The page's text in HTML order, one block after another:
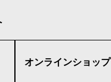
オンラインショップ